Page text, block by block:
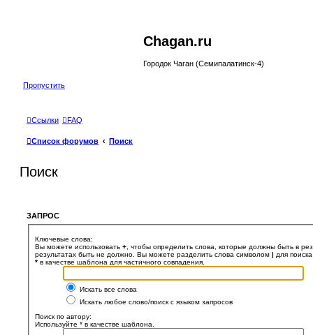
Chagan.ru
Городок Чаган (Семипалатинск-4)
Пропустить
Ссылки FAQ
Список форумов Поиск
Поиск
ЗАПРОС
Ключевые слова:
Вы можете использовать +, чтобы определить слова, которые должны быть в
результатах быть не должно. Вы можете разделить слова символом | для
*в качестве шаблона для частичного совпадения.
Искать все слова
Искать любое слово/поиск с языком запросов
Поиск по автору:
Используйте * в качестве шаблона.